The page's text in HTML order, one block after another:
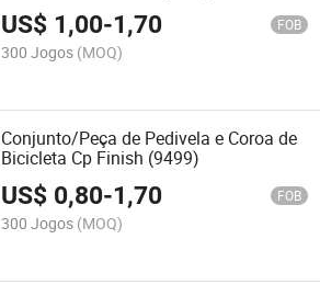
US$ 1,00-1,70 FOB
300 Jogos (MOQ)
Conjunto/Peça de Pedivela e Coroa de
Bicicleta Cp Finish (9499)
US$ 0,80-1,70 FOB
300 Jogos (MOQ)